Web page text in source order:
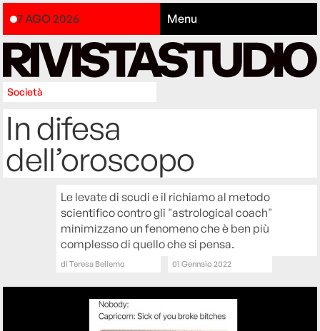
7 AGO 2026 Menu
Società
In difesa
dell’oroscopo
Le levate di scudi e il richiamo al metodo
scientifico contro gli "astrological coach"
minimizzano un fenomeno che è ben più
complesso di quello che si pensa.
diTeresa Bellemo 01 Gennaio 2022